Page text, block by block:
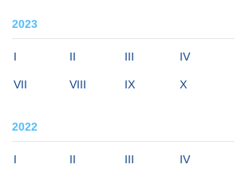
2023
I II III IV
VII VIII IX X
2022
I II III IV